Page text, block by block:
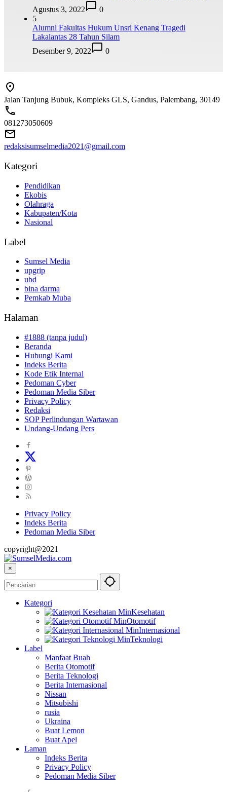
Agustus 3, 2022
0
5
Alumni Fakultas Hukum Unsri Kenang Tragedi
Lakalantas 28 Tahun Silam
Desember 9, 2022
0
Jalan Tanjung Bubuk, Kompleks GLS, Gandus, Palembang, 30149
081273050609
redaksisumselmedia2021@gmail.com
Kategori
Pendidikan
Ekobis
Olahraga
Kabupaten/Kota
Nasional
Label
Sumsel Media
upgrip
ubd
bina darma
Pemkab Muba
Halaman
#1888 (tanpa judul)
Beranda
Hubungi Kami
Indeks Berita
Kode Etik Internal
Pedoman Cyber
Pedoman Media Siber
Privacy Policy
Redaksi
SOP Perlindungan Wartawan
Undang-Undang Pers
Privacy Policy
Indeks Berita
Pedoman Media Siber
copyright@2021
×
Kategori
Kesehatan
Otomotif
Internasional
Teknologi
Label
Manfaat Buah
Berita Otomotif
Berita Teknologi
Berita Internasional
Nissan
Mitsubishi
rusia
Ukraina
Buat Lemon
Buat Apel
Laman
Indeks Berita
Privacy Policy
Pedoman Media Siber